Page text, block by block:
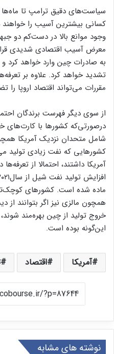
سیاست‌های دقیق ترامپ تا
کسانی بیشترین آسیب را
وجود موانع بالا در دست‌کم دو
معرض آسیب اقتصادی شدیدی
به صادرات چین وارد خواهد کرد
تشدید خواهد کرد. علاوه بر
مقررات می‌تواند اقتصاد اروپا را
از سوی دیگر فهرست برندگان
درصورتی‌که کشورها با
شامل متحدان نزدیک آمریکا
کشورهایی که نفت زیادی تولید
آمریکا داشتند، احتمالا از
ماده شده است. کشورهای کوچک‌تر
همچون مالزی نیز اگر بتوانند از
خروج تولید از چین بهره‌مند
این‌گونه بوده است.
آمریکا اقتصاد
نوشته های مشابه